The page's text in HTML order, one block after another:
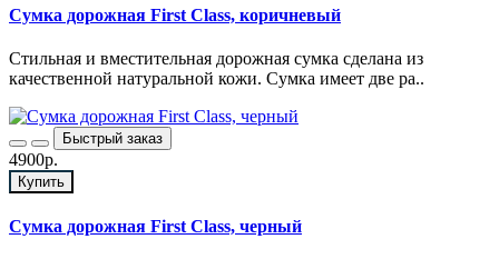
Сумка дорожная First Class, коричневый
Стильная и вместительная дорожная сумка сделана из
качественной натуральной кожи. Сумка имеет две ра..
Быстрый заказ
4900р.
Купить
Сумка дорожная First Class, черный